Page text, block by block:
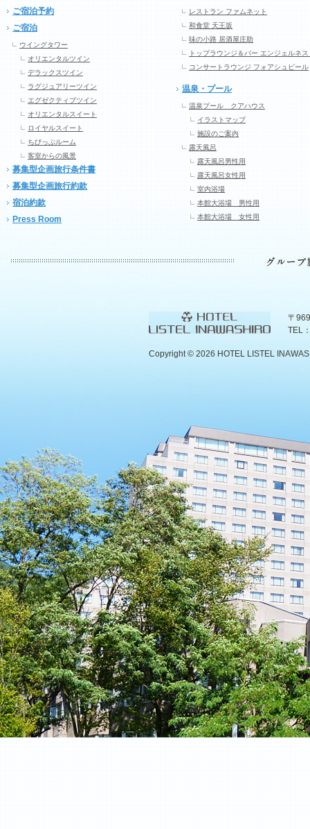
ご宿泊予約
ご宿泊
ウイングタワー
オリエンタルツイン
デラックスツイン
ラグジュアリーツイン
エグゼクティブツイン
オリエンタルスイート
ロイヤルスイート
ちびっぷルーム
客室からの風景
募集型企画旅行条件書
募集型企画旅行約款
宿泊約款
Press Room
レストラン ファムネット
和食堂 天王坂
味の小路 居酒屋庄助
トップラウンジ＆バー エンジェルネス
コンサートラウンジ フォアシュピール
温泉・プール
温泉プール クアハウス
イラストマップ
施設のご案内
露天風呂
露天風呂男性用
露天風呂女性用
室内浴場
本館大浴場 男性用
本館大浴場 女性用
〒
TEL
Copyright © 2026 HOTEL LISTEL